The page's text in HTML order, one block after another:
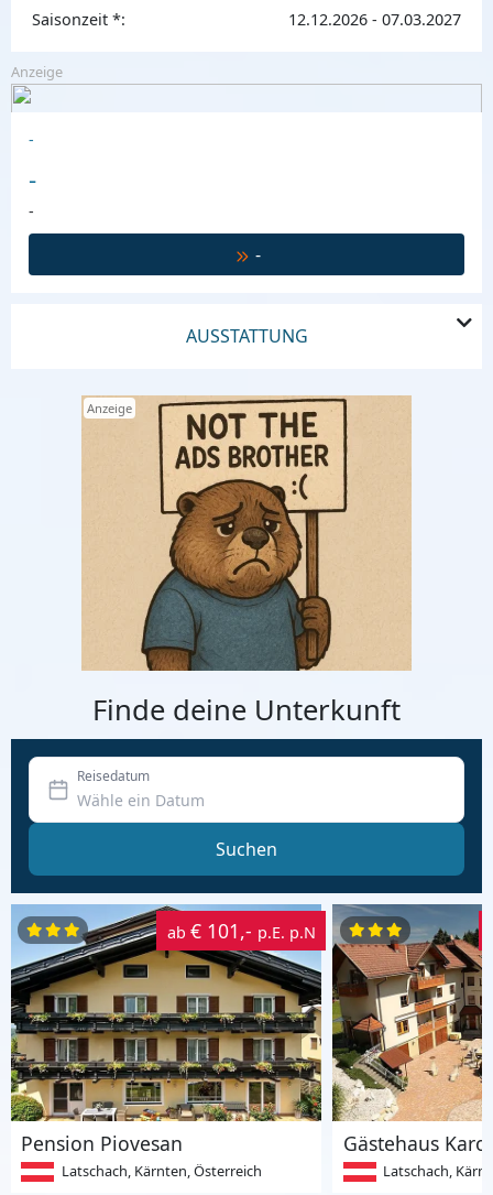
Finde deine Unterkunft
Reisedatum
Suchen
ab € 101,- p.E. p.N
Pension Piovesan
Latschach, Kärnten, Österreich
Gästehaus
Latschach,
Saisonzeit *: 12.12.2026 - 07.03.2027
Anzeige
-
-
-
-
AUSSTATTUNG
Anzeige